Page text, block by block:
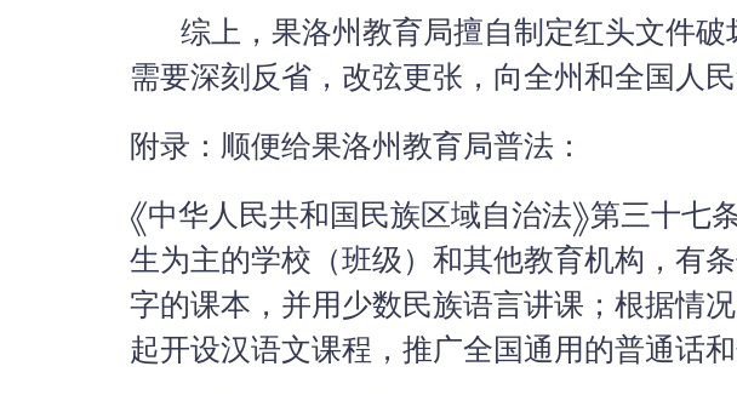
综上，果洛州教育局擅自制定红头文件破
需要深刻反省，改弦更张，向全州和全国人民
附录：顺便给果洛州教育局普法：
《中华人民共和国民族区域自治法》第三十
生为主的学校（班级）和其他教育机构，有
字的课本，并用少数民族语言讲课；根据情
起开设汉语文课程，推广全国通用的普通话